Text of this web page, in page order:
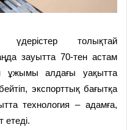
толықтай
зауытта 70-тен астам
ұжымы алдағы уақытта
экспорттық бағытқа
технология – адамға,
етеді.